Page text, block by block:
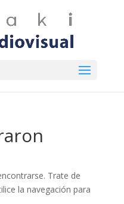
Trate de
la navegación para